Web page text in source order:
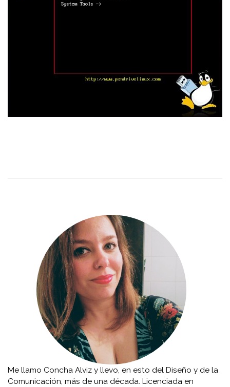
Me llamo Concha Alviz y llevo, en esto del Diseño y de la
Comunicación, más de una década. Licenciada en